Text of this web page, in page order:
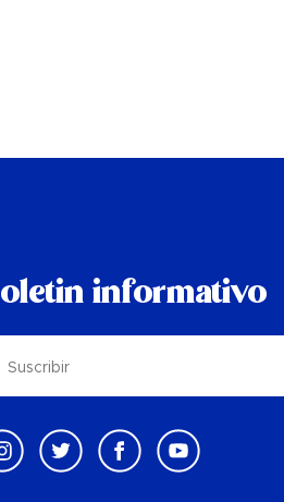
informativo